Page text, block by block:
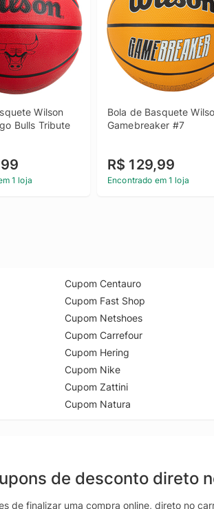
Wilson
Bulls Tribute
1 loja
Bola de Basquete
Gamebreaker #7
R$ 129,99
Encontrado em 1 loja
Cupom Centauro
Cupom Fast Shop
Cupom Netshoes
Cupom Carrefour
Cupom Hering
Cupom Nike
Cupom Zattini
Cupom Natura
de desconto direto
de finalizar uma compra online, direto no